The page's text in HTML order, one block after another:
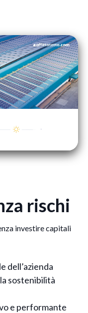
rischi
investire capitali
dell’azienda
sostenibilità
e performante